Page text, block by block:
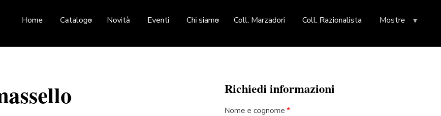
Home Catalogo Novità Eventi Chi siamo Coll. Marzadori Coll. Razionalista Mostre
Richiedi informazioni
Nome e cognome